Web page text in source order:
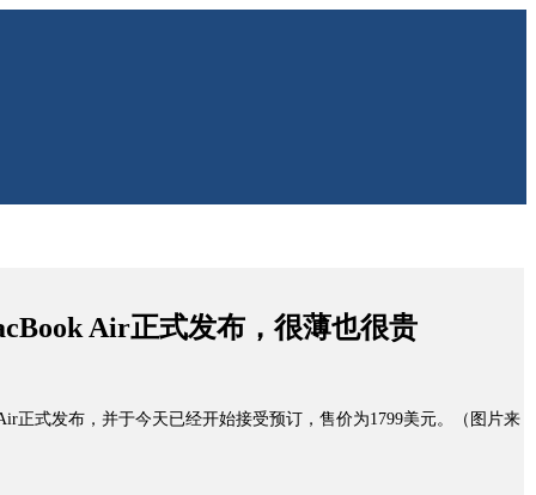
Air正式发布，很薄也很贵
正式发布，并于今天已经开始接受预订，售价为1799美元。（图片来